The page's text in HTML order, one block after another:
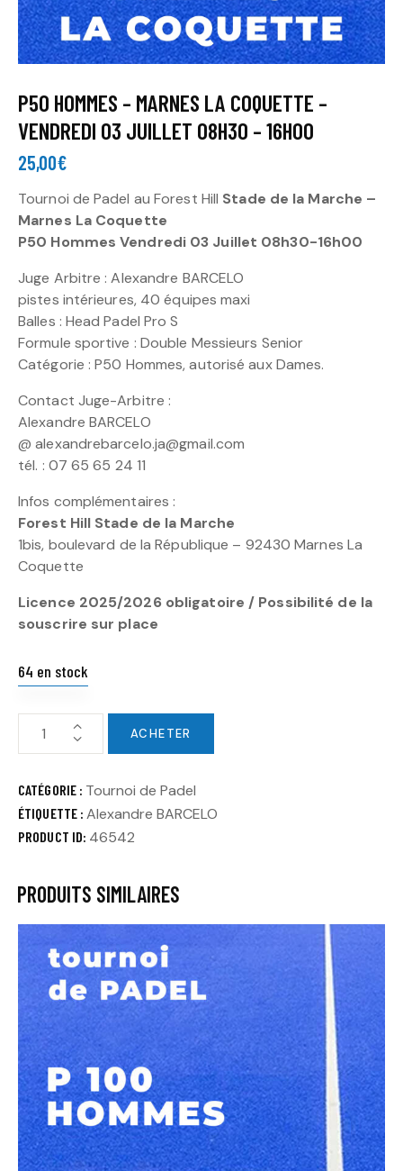
P50 HOMMES – MARNES LA COQUETTE –
VENDREDI 03 JUILLET 08H30 – 16H00
25,00€
Tournoi de Padel au Forest Hill Stade de la Marche –
Marnes La Coquette
P50 Hommes Vendredi 03 Juillet 08h30-16h00
Juge Arbitre : Alexandre BARCELO
pistes intérieures, 40 équipes maxi
Balles : Head Padel Pro S
Formule sportive : Double Messieurs Senior
Catégorie : P50 Hommes, autorisé aux Dames.
Contact Juge-Arbitre :
Alexandre BARCELO
@ alexandrebarcelo.ja@gmail.com
tél. : 07 65 65 24 11
Infos complémentaires :
Forest Hill Stade de la Marche
1bis, boulevard de la République – 92430 Marnes La
Coquette
Licence 2025/2026 obligatoire / Possibilité de la
souscrire sur place
64 en stock
ACHETER
CATÉGORIE : Tournoi de Padel
ÉTIQUETTE : Alexandre BARCELO
PRODUCT ID: 46542
PRODUITS SIMILAIRES